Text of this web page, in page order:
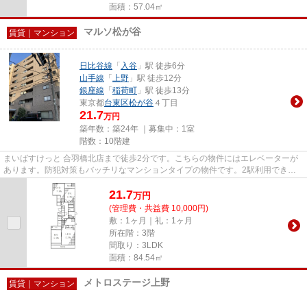
面積：57.04㎡
賃貸｜マンション マルソ松が谷
日比谷線 「 入谷 」駅 徒歩6分
山手線 「 上野 」駅 徒歩12分
銀座線 「 稲荷町 」駅 徒歩13分
東京都台東区松が谷 ４丁目
21.7万円
築年数：築24年 ｜募集中： 1室
階数：10階建
まいばすけっと 合羽橋北店まで徒歩2分です。こちらの物件にはエレベーターが
あります。防犯対策もバッチリなマンションタイプの物件です。2駅利用できる
場所にあり、行き先に合わせて...
21.7万円
(管理費・共益費 10,000円)
敷：1ヶ月｜礼：1ヶ月
所在階：3階
間取り：3LDK
面積：84.54㎡
賃貸｜マンション メトロステージ上野